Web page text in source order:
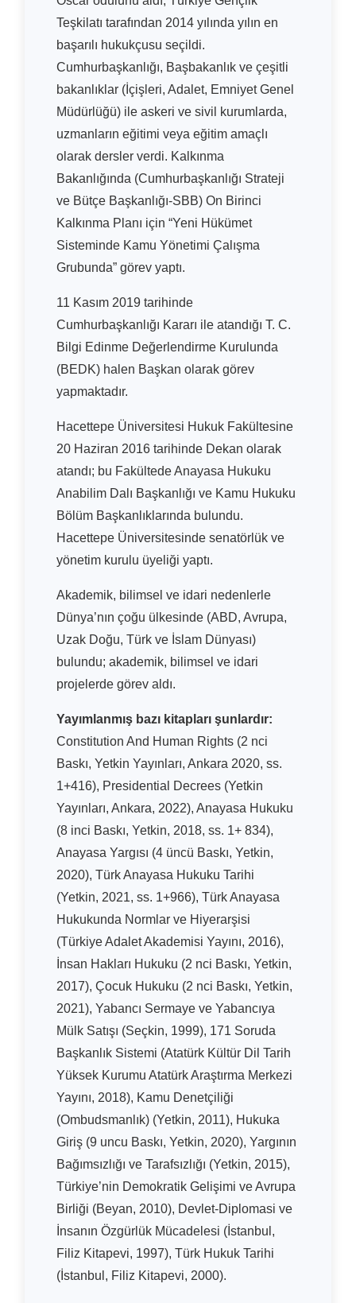
Teşkilatı tarafından 2014 yılında yılın en
başarılı hukukçusu seçildi.
Cumhurbaşkanlığı, Başbakanlık ve çeşitli
bakanlıklar (İçişleri, Adalet, Emniyet Genel
Müdürlüğü) ile askeri ve sivil kurumlarda,
uzmanların eğitimi veya eğitim amaçlı
olarak dersler verdi. Kalkınma
Bakanlığında (Cumhurbaşkanlığı Strateji
ve Bütçe Başkanlığı-SBB) On Birinci
Kalkınma Planı için “Yeni Hükümet
Sisteminde Kamu Yönetimi Çalışma
Grubunda” görev yaptı.
11 Kasım 2019 tarihinde
Cumhurbaşkanlığı Kararı ile atandığı T. C.
Bilgi Edinme Değerlendirme Kurulunda
(BEDK) halen Başkan olarak görev
yapmaktadır.
Hacettepe Üniversitesi Hukuk Fakültesine
20 Haziran 2016 tarihinde Dekan olarak
atandı; bu Fakültede Anayasa Hukuku
Anabilim Dalı Başkanlığı ve Kamu Hukuku
Bölüm Başkanlıklarında bulundu.
Hacettepe Üniversitesinde senatörlük ve
yönetim kurulu üyeliği yaptı.
Akademik, bilimsel ve idari nedenlerle
Dünya’nın çoğu ülkesinde (ABD, Avrupa,
Uzak Doğu, Türk ve İslam Dünyası)
bulundu; akademik, bilimsel ve idari
projelerde görev aldı.
Yayımlanmış bazı kitapları şunlardır:
Constitution And Human Rights (2 nci
Baskı, Yetkin Yayınları, Ankara 2020, ss.
1+416), Presidential Decrees (Yetkin
Yayınları, Ankara, 2022), Anayasa Hukuku
(8 inci Baskı, Yetkin, 2018, ss. 1+ 834),
Anayasa Yargısı (4 üncü Baskı, Yetkin,
2020), Türk Anayasa Hukuku Tarihi
(Yetkin, 2021, ss. 1+966), Türk Anayasa
Hukukunda Normlar ve Hiyerarşisi
(Türkiye Adalet Akademisi Yayını, 2016),
İnsan Hakları Hukuku (2 nci Baskı, Yetkin,
2017), Çocuk Hukuku (2 nci Baskı, Yetkin,
2021), Yabancı Sermaye ve Yabancıya
Mülk Satışı (Seçkin, 1999), 171 Soruda
Başkanlık Sistemi (Atatürk Kültür Dil Tarih
Yüksek Kurumu Atatürk Araştırma Merkezi
Yayını, 2018), Kamu Denetçiliği
(Ombudsmanlık) (Yetkin, 2011), Hukuka
Giriş (9 uncu Baskı, Yetkin, 2020), Yargının
Bağımsızlığı ve Tarafsızlığı (Yetkin, 2015),
Türkiye’nin Demokratik Gelişimi ve Avrupa
Birliği (Beyan, 2010), Devlet-Diplomasi ve
İnsanın Özgürlük Mücadelesi (İstanbul,
Filiz Kitapevi, 1997), Türk Hukuk Tarihi
(İstanbul, Filiz Kitapevi, 2000).